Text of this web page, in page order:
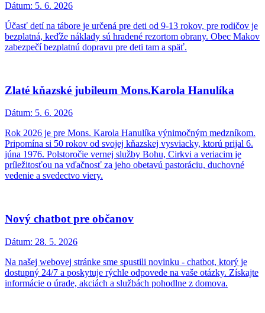
Dátum: 5. 6. 2026
Účasť detí na tábore je určená pre deti od 9-13 rokov, pre rodičov je
bezplatná, keďže náklady sú hradené rezortom obrany. Obec Makov
zabezpečí bezplatnú dopravu pre deti tam a späť.
Zlaté kňazské jubileum Mons.Karola Hanulíka
Dátum: 5. 6. 2026
Rok 2026 je pre Mons. Karola Hanulíka výnimočným medzníkom.
Pripomína si 50 rokov od svojej kňazskej vysviacky, ktorú prijal 6.
júna 1976. Polstoročie vernej služby Bohu, Cirkvi a veriacim je
príležitosťou na vďačnosť za jeho obetavú pastoráciu, duchovné
vedenie a svedectvo viery.
Nový chatbot pre občanov
Dátum: 28. 5. 2026
Na našej webovej stránke sme spustili novinku - chatbot, ktorý je
dostupný 24/7 a poskytuje rýchle odpovede na vaše otázky. Získajte
informácie o úrade, akciách a službách pohodlne z domova.